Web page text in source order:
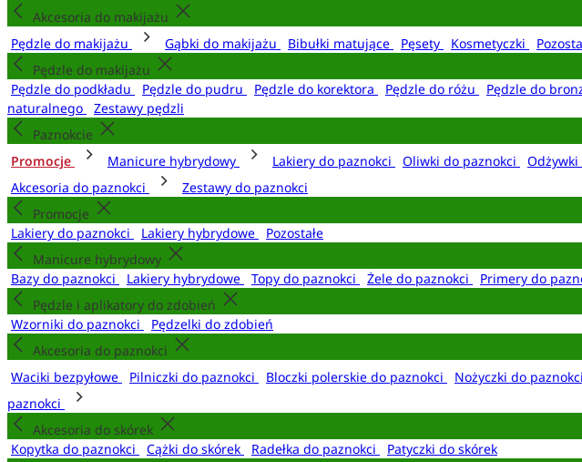
Akcesoria do makijażu
Pędzle do makijażu
Gąbki do makijażu Bibułki matujące Pęsety Kosmetyczki
Pędzle do makijażu
Pędzle do podkładu
Pędzle do pudru Pędzle do korektora Pędzle do różu Pędzle do
naturalnego
Zestawy pędzli
Paznokcie
Promocje
Manicure hybrydowy Lakiery do paznokci Oliwki do paznokci
Akcesoria do paznokci
Zestawy do paznokci
Promocje
Lakiery do paznokci
Lakiery hybrydowe
Pozostałe
Manicure hybrydowy
Bazy do paznokci
Lakiery hybrydowe Topy do paznokci Żele do paznokci Primery do
Pędzle i aplikatory do zdobień
Wzorniki do paznokci
Pędzelki do zdobień
Akcesoria do paznokci
Waciki bezpyłowe
Pilniczki do paznokci Bloczki polerskie do paznokci Nożyczki do paznokci
paznokci
Akcesoria do skórek
Kopytka do paznokci
Cążki do skórek Radełka do paznokci
Patyczki do skórek